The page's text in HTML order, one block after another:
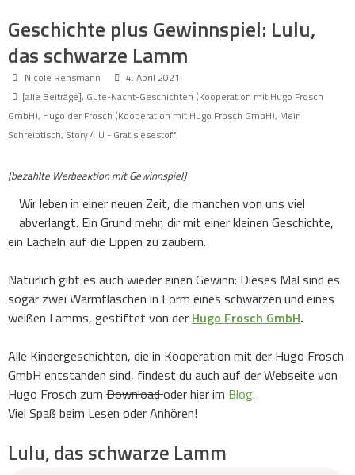
Geschichte plus Gewinnspiel: Lulu,
das schwarze Lamm
Nicole Rensmann
4. April 2021
[alle Beiträge], Gute-Nacht-Geschichten (Kooperation mit Hugo Frosch
GmbH), Hugo der Frosch (Kooperation mit Hugo Frosch GmbH), Mein
Schreibtisch, Story 4 U - Gratislesestoff
[bezahlte Werbeaktion mit Gewinnspiel]
Wir leben in einer neuen Zeit, die manchen von uns viel
abverlangt. Ein Grund mehr, dir mit einer kleinen Geschichte,
ein Lächeln auf die Lippen zu zaubern.
Natürlich gibt es auch wieder einen Gewinn: Dieses Mal sind es
sogar zwei Wärmflaschen in Form eines schwarzen und eines
weißen Lamms, gestiftet von der Hugo Frosch GmbH.
Alle Kindergeschichten, die in Kooperation mit der Hugo Frosch
GmbH entstanden sind, findest du auch auf der Webseite von
Hugo Frosch zum Downloadoder hier im Blog.
Viel Spaß beim Lesen oder Anhören!
Lulu, das schwarze Lamm